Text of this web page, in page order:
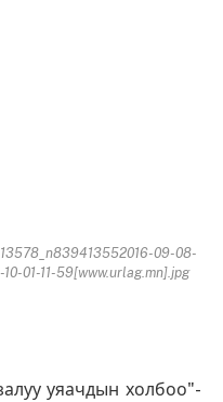
09-08-
01-11-59[www.urlag.mn].jpg
уяачдын холбоо"-